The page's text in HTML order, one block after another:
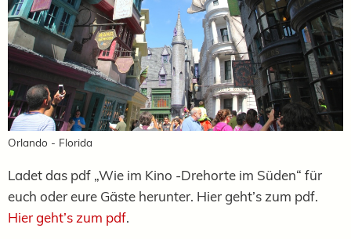
Orlando - Florida
Ladet das pdf „Wie im Kino -Drehorte im Süden“ für
euch oder eure Gäste herunter. Hier geht’s zum pdf.
Hier geht’s zum pdf.